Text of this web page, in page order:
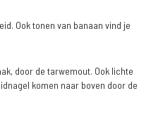
Ook tonen van banaan vind je
door de tarwemout. Ook lichte
komen naar boven door de